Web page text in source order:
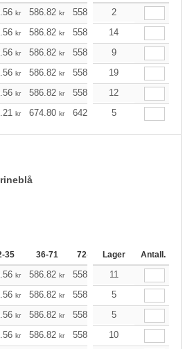
kr 586.82 kr 558.95
2
kr 586.82 kr 558.95 530.96
14
kr 586.82 kr 558.95
9
kr 586.82 kr 558.95 530.96
19
kr 586.82 kr 558.95 530.96
12
kr 674.80 kr 642.69 5
35 36-71 72-143 144-287
Lager Antall.
kr 586.82 kr 558.95 530.96
11
kr 586.82 kr 558.95
5
kr 586.82 kr 558.95
5
kr 586.82 kr 558.95 530.96
10